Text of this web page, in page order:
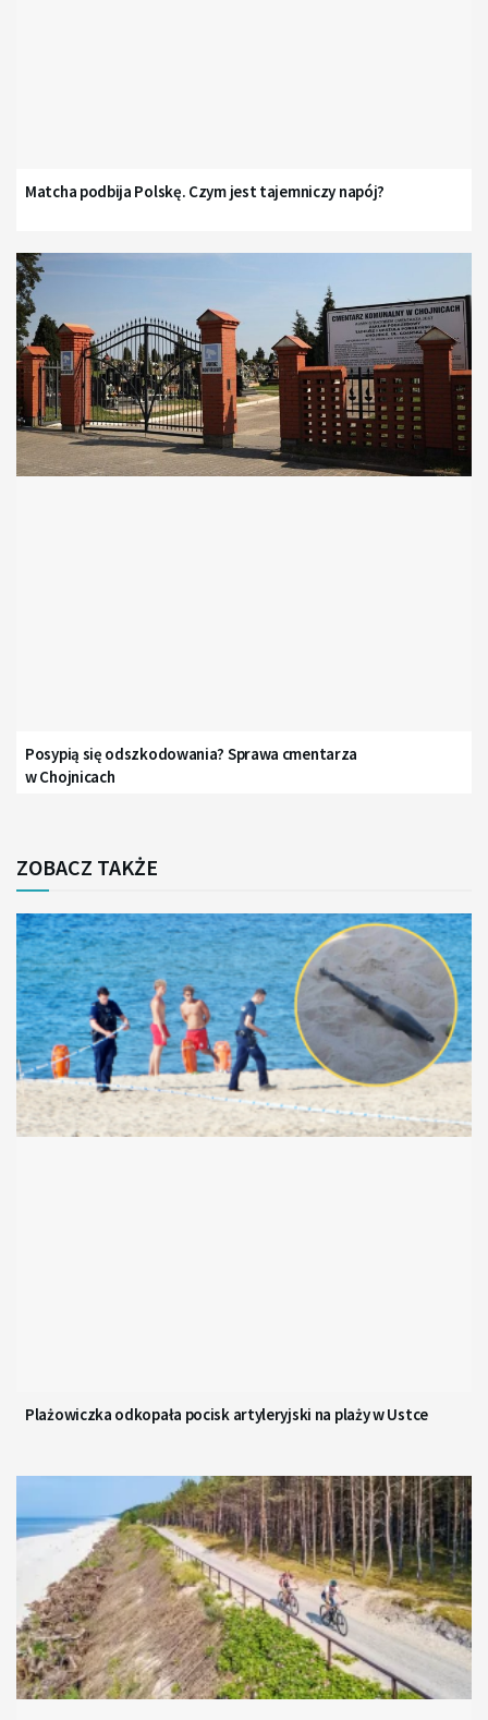
Matcha podbija Polskę. Czym jest tajemniczy napój?
Posypią się odszkodowania? Sprawa cmentarza
w Chojnicach
ZOBACZ TAKŻE
Plażowiczka odkopała pocisk artyleryjski na plaży w Ustce